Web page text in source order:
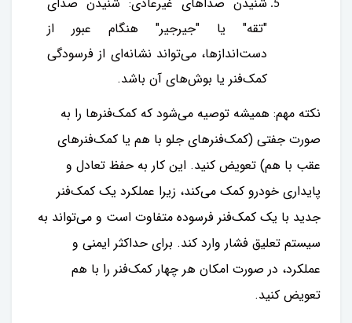
"تقه" یا "جیرجیر" هنگام عبور از
دست‌اندازها، می‌تواند نشانه‌ای از فرسودگی
کمک‌فنر یا بوش‌های آن باشد.
نکته مهم: همیشه توصیه می‌شود که کمک‌فنرها را به
صورت جفتی (کمک‌فنرهای جلو با هم یا کمک‌فنرهای
عقب با هم) تعویض کنید. این کار به حفظ تعادل و
پایداری خودرو کمک می‌کند، زیرا عملکرد یک کمک‌فنر
جدید با یک کمک‌فنر فرسوده متفاوت است و می‌تواند به
سیستم تعلیق فشار وارد کند. برای حداکثر ایمنی و
عملکرد، در صورت امکان هر چهار کمک‌فنر را با هم
تعویض کنید.